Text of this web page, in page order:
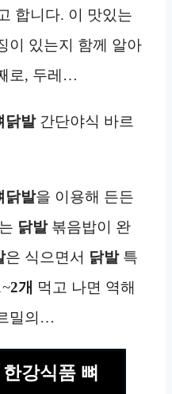
합니다. 이 맛있는
이 있는지 함께 알아
로, 두레…
닭발간단야식 바르
닭발을 이용해 든든
닭발볶음밥이 완
은 식으면서 닭발특
2개 먹고 나면 역해
밀의…
강식품 뼈